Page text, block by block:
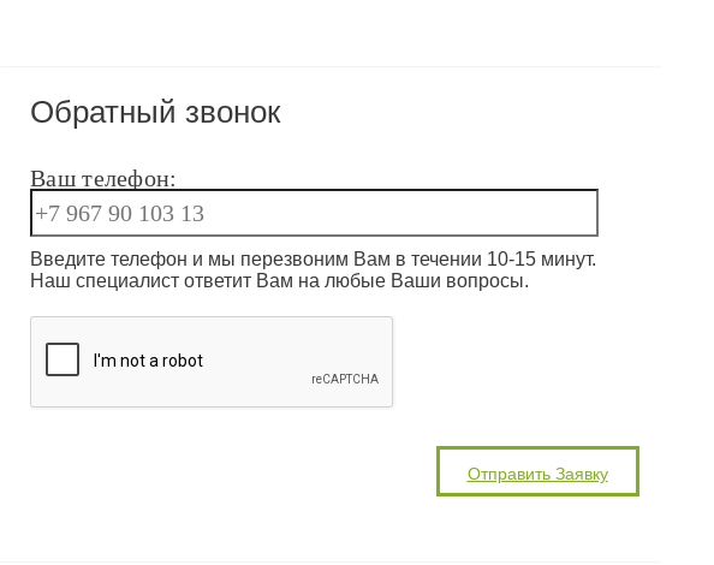
Обратный звонок
Ваш телефон:
Введите телефон и мы перезвоним Вам в течении 10-15 минут.
Наш специалист ответит Вам на любые Ваши вопросы.